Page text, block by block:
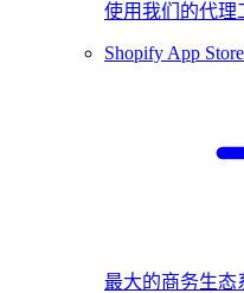
使用我们的代理
Shopify App Store
最大的商务生态